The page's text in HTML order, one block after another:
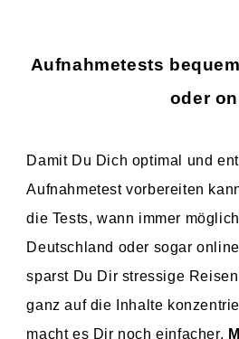
Aufnahmetests
oder
Damit Du Dich optimal und
Aufnahmetest vorbereiten
die Tests, wann immer
Deutschland oder sogar
sparst Du Dir stressige
ganz auf die Inhalte
macht es Dir noch einfacher,